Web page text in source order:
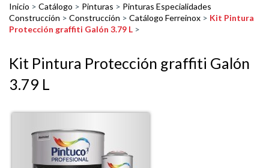
Inicio > Catálogo > Pinturas > Pinturas Especialidades
Construcción > Construcción > Catálogo Ferreinox > Kit Pintura
Protección graffiti Galón 3.79 L >
Kit Pintura Protección graffiti Galón
3.79 L